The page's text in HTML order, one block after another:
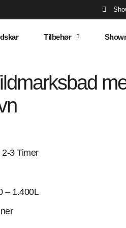
Tilbehør
2-3 Timer
– 1.400L